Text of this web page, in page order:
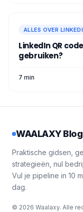
je alleen
En dat is
ALLES OVER
LinkedIn QR
gebruiken?
7 min
WAALAXY Blog
Praktische gidsen,
strategieën, nul
Vul je pipeline in 10
dag.
© 2026 Waalaxy. Alle